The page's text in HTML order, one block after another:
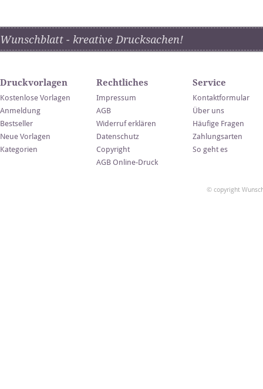
Wunschblatt - kreative Drucksachen!
Druckvorlagen
Kostenlose Vorlagen
Anmeldung
Bestseller
Neue Vorlagen
Kategorien
Rechtliches
Impressum
AGB
Widerruf erklären
Datenschutz
Copyright
AGB Online-Druck
Service
Kontaktformular
Über uns
Häufige Fragen
Zahlungsarten
So geht es
© copyright